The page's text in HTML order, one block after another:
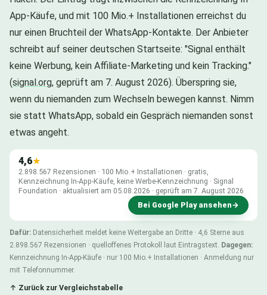
App-Käufe, und mit 100 Mio.+ Installationen erreichst du
nur einen Bruchteil der WhatsApp-Kontakte. Der Anbieter
schreibt auf seiner deutschen Startseite: "Signal enthält
keine Werbung, kein Affiliate-Marketing und kein Tracking."
(signal.org, geprüft am 7. August 2026). Überspring sie,
wenn du niemanden zum Wechseln bewegen kannst. Nimm
sie statt WhatsApp, sobald ein Gespräch niemanden sonst
etwas angeht.
4,6★
2.898.567 Rezensionen · 100 Mio.+ Installationen · gratis,
Kennzeichnung In-App-Käufe, keine Werbe-Kennzeichnung · Signal
Foundation · aktualisiert am 05.08.2026 · geprüft am 7. August 2026
Bei Google Play ansehen→
Dafür: Datensicherheit meldet keine Weitergabe an Dritte · 4,6 Sterne aus
2.898.567 Rezensionen · quelloffenes Protokoll laut Eintragstext. Dagegen:
Kennzeichnung In-App-Käufe · nur 100 Mio.+ Installationen · Anmeldung nur
mit Telefonnummer.
↑ Zurück zur Vergleichstabelle